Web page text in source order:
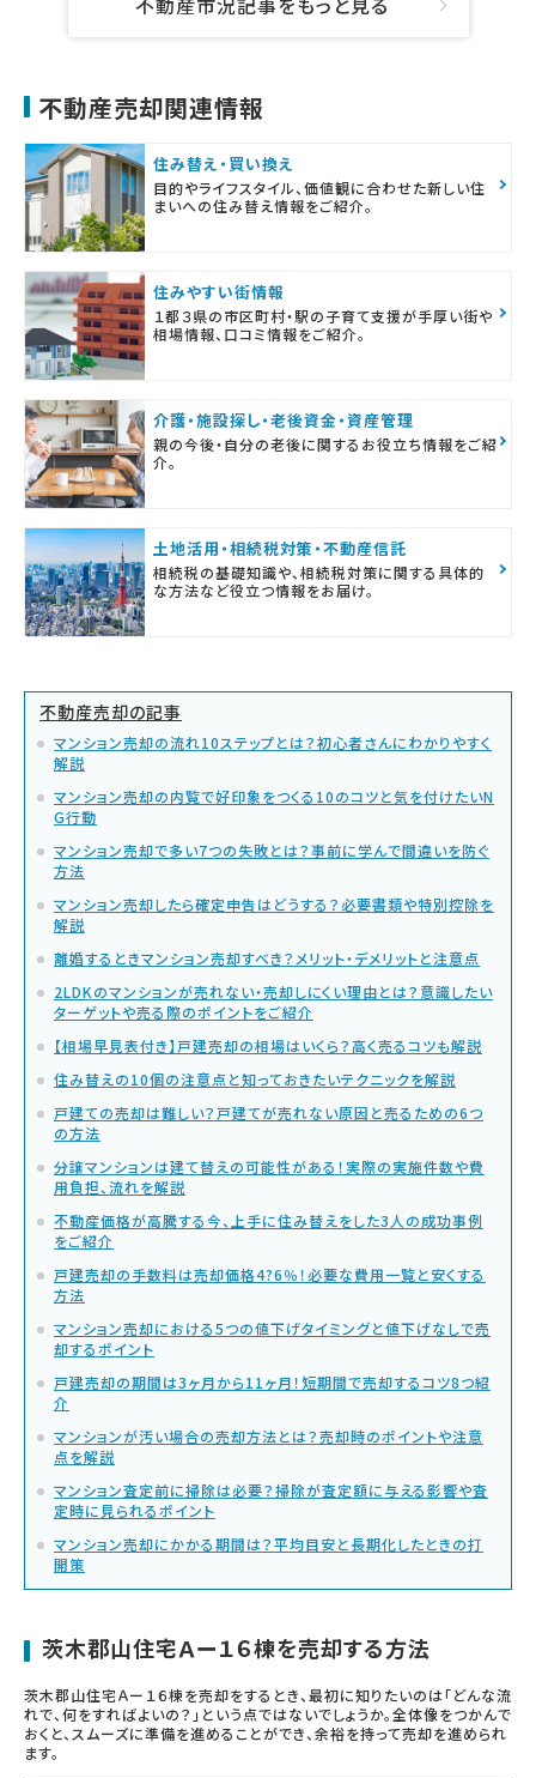
不動産売却関連情報
住み替え・買い換え
目的やライフスタイル、価値観に合わせた新しい住
まいへの住み替え情報をご紹介。
住みやすい街情報
１都３県の市区町村・駅の子育て支援が手厚い街や
相場情報、口コミ情報をご紹介。
介護・施設探し・老後資金・資産管理
親の今後・自分の老後に関するお役立ち情報をご紹
介。
土地活用・相続税対策・不動産信託
相続税の基礎知識や、相続税対策に関する具体的
な方法など役立つ情報をお届け。
不動産売却の記事
マンション売却の流れ10ステップとは？初心者さんにわかりやすく
解説
マンション売却の内覧で好印象をつくる10のコツと気を付けたいN
G行動
マンション売却で多い7つの失敗とは？事前に学んで間違いを防ぐ
方法
マンション売却したら確定申告はどうする？必要書類や特別控除を
解説
離婚するときマンション売却すべき？メリット・デメリットと注意点
2LDKのマンションが売れない・売却しにくい理由とは？意識したい
ターゲットや売る際のポイントをご紹介
【相場早見表付き】戸建売却の相場はいくら？高く売るコツも解説
住み替えの10個の注意点と知っておきたいテクニックを解説
戸建ての売却は難しい？戸建てが売れない原因と売るための6つ
の方法
分譲マンションは建て替えの可能性がある！実際の実施件数や費
用負担、流れを解説
不動産価格が高騰する今、上手に住み替えをした3人の成功事例
をご紹介
戸建売却の手数料は売却価格4?6％！必要な費用一覧と安くする
方法
マンション売却における5つの値下げタイミングと値下げなしで売
却するポイント
戸建売却の期間は3ヶ月から11ヶ月！短期間で売却するコツ8つ紹
介
マンションが汚い場合の売却方法とは？売却時のポイントや注意
点を解説
マンション査定前に掃除は必要？掃除が査定額に与える影響や査
定時に見られるポイント
マンション売却にかかる期間は？平均目安と長期化したときの打
開策
茨木郡山住宅Ａー１６棟を売却する方法
茨木郡山住宅Ａー１６棟を売却をするとき、最初に知りたいのは「どんな流
れで、何をすればよいの？」という点ではないでしょうか。全体像をつかんで
おくと、スムーズに準備を進めることができ、余裕を持って売却を進められ
ます。